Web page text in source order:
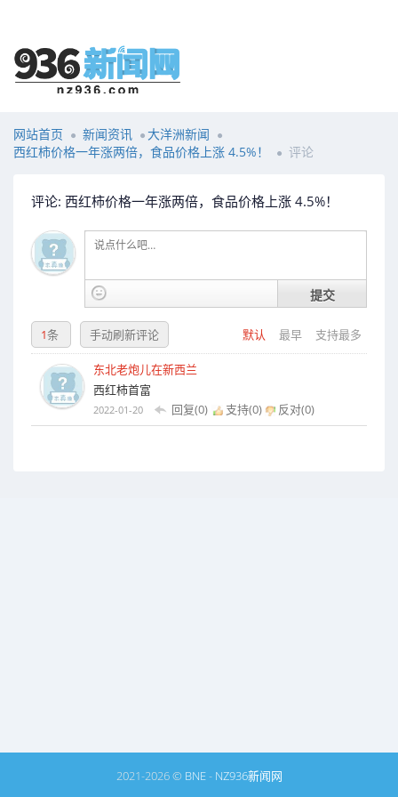
网站首页 新闻资讯
大洋洲新闻
西红柿价格一年涨两倍，食品价格上涨 4.5%！
评论
评论: 西红柿价格一年涨两倍，食品价格上涨 4.5%！
提交
默认 最早 支持最多
1条 手动刷新评论
东北老炮儿在新西兰
西红柿首富
2022-01-20 回复(0) 支持(0) 反对(0)
2021-2026 © BNE- NZ936新闻网